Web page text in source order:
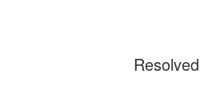
Resolved